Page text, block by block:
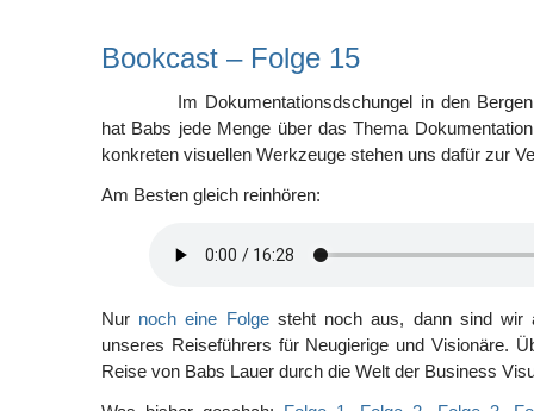
Bookcast – Folge 15
Im Dokumentationsdschungel in den
hat Babs jede Menge über das Thema
konkreten visuellen Werkzeuge stehen uns dafür zur
Am Besten gleich reinhören:
Nur noch eine Folgesteht noch aus, dann sind wir
unseres Reiseführers für Neugierige und Visionäre.
Reise von Babs Lauer durch die Welt der Business